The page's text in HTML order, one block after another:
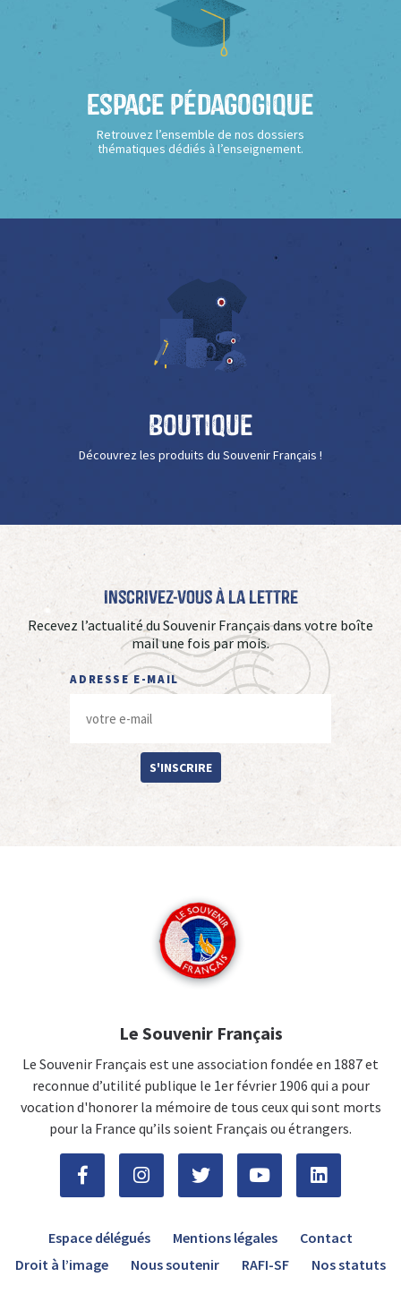
Espace Pédagogique
Retrouvez l’ensemble de nos dossiers
thématiques dédiés à l’enseignement.
Boutique
Découvrez les produits du Souvenir Français !
Inscrivez-vous à La Lettre
Recevez l’actualité du Souvenir Français dans votre boîte
mail une fois par mois.
ADRESSE E-MAIL
S'INSCRIRE
Le Souvenir Français
Le Souvenir Français est une association fondée en 1887 et
reconnue d’utilité publique le 1er février 1906 qui a pour
vocation d'honorer la mémoire de tous ceux qui sont morts
pour la France qu’ils soient Français ou étrangers.
Espace délégués Mentions légales
Contact
Droit à l’image
Nous soutenir RAFI-SF Nos statuts